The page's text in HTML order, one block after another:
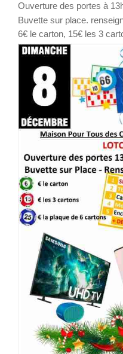
Ouverture des portes à
Buvette sur place.
6€ le carton, 15€ les 3